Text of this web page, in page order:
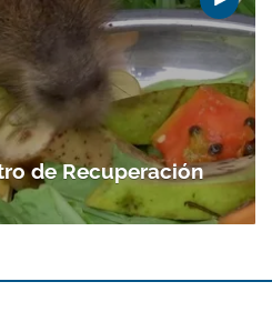
de Recuperación